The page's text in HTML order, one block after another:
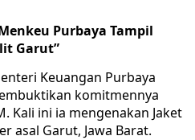
Purbaya Tampil
Garut”
Keuangan Purbaya
komitmennya
Kali ini ia mengenakan Jaket
asal Garut, Jawa Barat.